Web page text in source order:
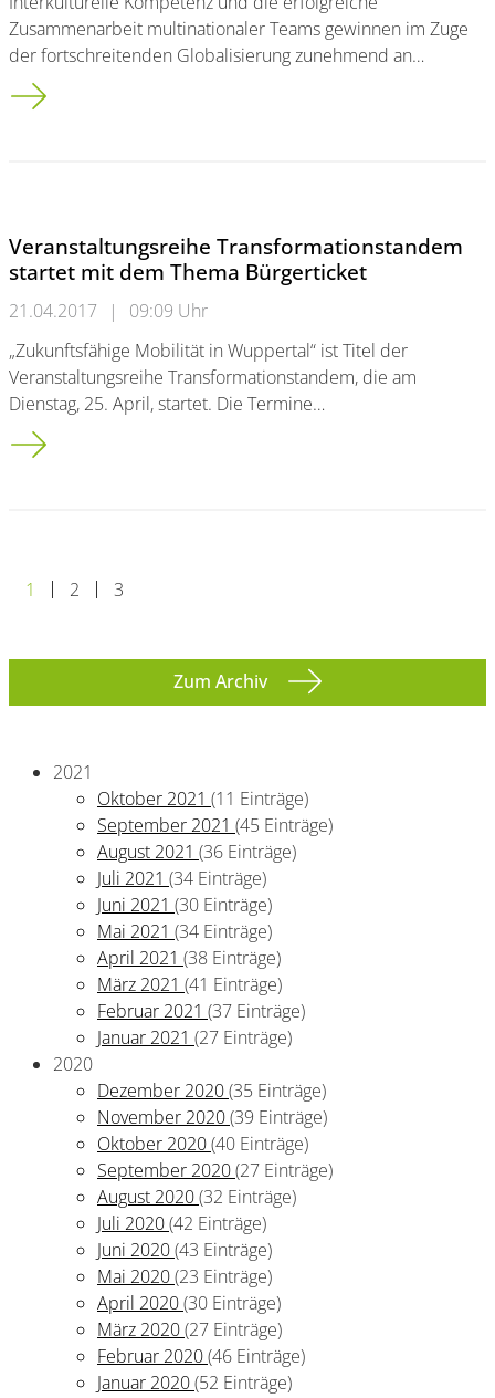
Zusammenarbeit multinationaler Teams gewinnen im Zuge
der fortschreitenden Globalisierung zunehmend an…
Deutsch-Französische Hochschule fördert <br /
Veranstaltungsreihe Transformationstandem
startet mit dem Thema Bürgerticket
21.04.2017 |
09:09 Uhr
„Zukunftsfähige Mobilität in Wuppertal“ ist Titel der
Veranstaltungsreihe Transformationstandem, die am
Dienstag, 25. April, startet. Die Termine…
Veranstaltungsreihe Transformationstandem startet mit dem
1 2 3
Zum Archiv
2021
Oktober 2021 (11 Einträge)
September 2021 (45 Einträge)
August 2021 (36 Einträge)
Juli 2021 (34 Einträge)
Juni 2021 (30 Einträge)
Mai 2021 (34 Einträge)
April 2021 (38 Einträge)
März 2021 (41 Einträge)
Februar 2021 (37 Einträge)
Januar 2021 (27 Einträge)
2020
Dezember 2020(35 Einträge)
November 2020(39 Einträge)
Oktober 2020(40 Einträge)
September 2020(27 Einträge)
August 2020(32 Einträge)
Juli 2020(42 Einträge)
Juni 2020(43 Einträge)
Mai 2020(23 Einträge)
April 2020(30 Einträge)
März 2020(27 Einträge)
Februar 2020(46 Einträge)
Januar 2020(52 Einträge)